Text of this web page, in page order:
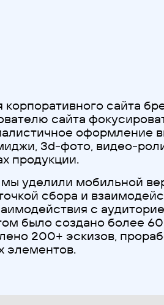
сайта
сайта
оформление
3d-фото, видео-
продукции.
уделили мобильной
сбора и
с
было создано более
200+ эскизов,
элементов.